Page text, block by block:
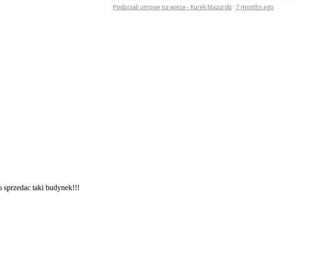
Podpisali umowę na wieżę - Kurek Mazurski · 7 months ago